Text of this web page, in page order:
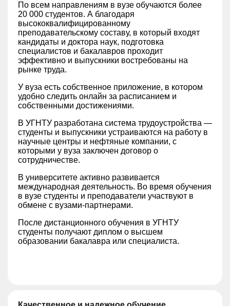
По всем направлениям в вузе обучаются более
20 000 студентов. А благодаря
высококвалифицированному
преподавательскому составу, в который входят
кандидаты и доктора наук, подготовка
специалистов и бакалавров проходит
эффективно и выпускники востребованы на
рынке труда.
У вуза есть собственное приложение, в котором
удобно следить онлайн за расписанием и
собственными достижениями.
В УГНТУ разработана система трудоустройства —
студенты и выпускники устраиваются на работу в
научные центры и нефтяные компании, с
которыми у вуза заключен договор о
сотрудничестве.
В университете активно развивается
международная деятельность. Во время обучения
в вузе студенты и преподаватели участвуют в
обмене с вузами-партнерами.
После дистанционного обучения в УГНТУ
студенты получают диплом о высшем
образовании бакалавра или специалиста.